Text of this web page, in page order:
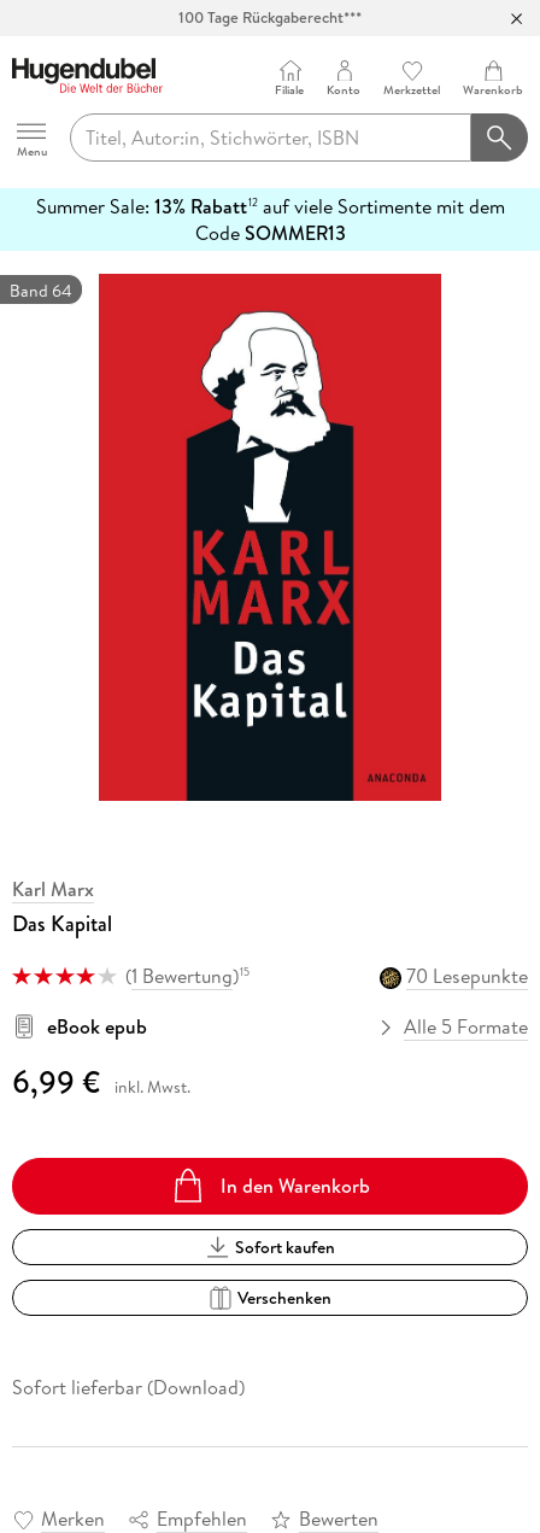
100 Tage Rückgaberecht***
Hugendubel
Menu
Filiale Konto Merkzettel Warenkorb
Summer Sale: 13% Rabatt12auf viele Sortimente mit dem
CodeSOMMER13
erfahren
Band 64
Karl Marx
Das Kapital
(1 Bewertung)15
70 Lesepunkte
eBook epub
Alle 5 Formate
6,99 € inkl. Mwst.
In den Warenkorb
Sofort kaufen
Verschenken
Sofort lieferbar (Download)
Merken Empfehlen Bewerten